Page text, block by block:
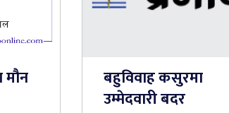
मौन
बहुविवाह कसुरमा
उम्मेदवारी बदर